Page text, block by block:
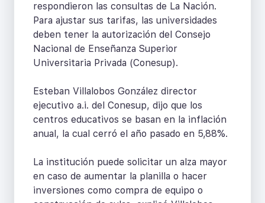
respondieron las consultas de La Nación.
Para ajustar sus tarifas, las universidades
deben tener la autorización del Consejo
Nacional de Enseñanza Superior
Universitaria Privada (Conesup).
Esteban Villalobos González director
ejecutivo a.i. del Conesup, dijo que los
centros educativos se basan en la inflación
anual, la cual cerró el año pasado en 5,88%.
La institución puede solicitar un alza mayor
en caso de aumentar la planilla o hacer
inversiones como compra de equipo o